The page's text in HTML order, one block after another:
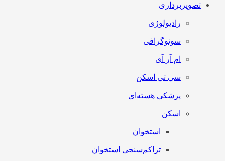
تصویربرداری
رادیولوژی
سونوگرافی
ام آر آی
سی تی اسکن
پزشکی هسته‌ای
اسکن
استخوان
تراکم‌سنجی استخوان